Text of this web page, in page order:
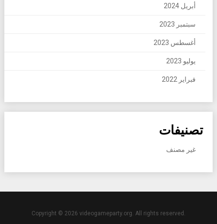
أبريل 2024
سبتمبر 2023
أغسطس 2023
يوليو 2023
فبراير 2022
تصنيفات
غير مصنف
Copyright © 2026 videogameparty.org. All rights reserved.